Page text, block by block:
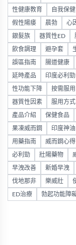
性健康教育 自我保健
假性陽痿 晨勃 心
銀髮族 器質性ED
飲食調理 避孕套
誤區指南 腸道健康
延時產品 印度必利勁
性功能下降 按需服用
器質性因素 服用方式
產品介紹 保健食品
果凍威而鋼 印度神油
用藥指南 威而鋼心得
必利勁 壯陽藥物
早洩改善 新婚早洩
伐地那非 樂威壯
ED治療 勃起功能障